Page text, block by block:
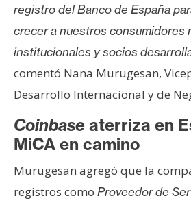
R
e
c
u
r
s
o
s
C
o
registro del Banco de España
crecer a nuestros consumidores
institucionales y socios
comentó Nana Murugesan,
Desarrollo Internacional y de
Coinbase aterriza en
MiCA en camino
Murugesan agregó que la
registros como Proveedor de